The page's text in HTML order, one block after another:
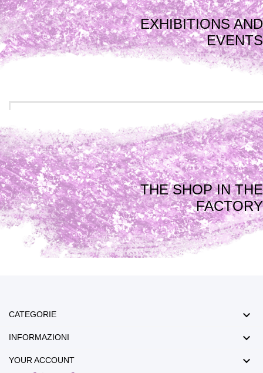
EXHIBITIONS AND
EVENTS
THE SHOP IN THE
FACTORY
CATEGORIE 
INFORMAZIONI 
YOUR ACCOUNT 